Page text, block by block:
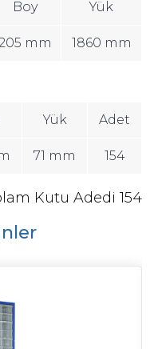
Boy Yük
mm 1860 mm
Yük Adet
71 mm 154
Kutu Adedi 154